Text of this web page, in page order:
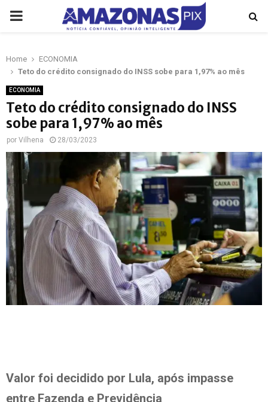
PRIMARY
Home
ECONOMIA
Teto do crédito consignado do INSS sobe para 1,97% ao mês
ECONOMIA
Teto do crédito consignado do INSS
sobe para 1,97% ao mês
por Vilhena 28/03/2023
Valor foi decidido por Lula, após impasse
entre Fazenda e Previdência